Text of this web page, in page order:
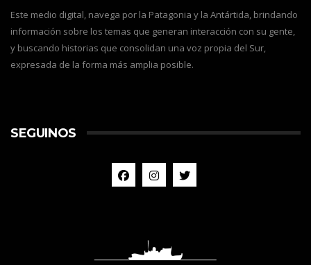
Este medio digital, navega por la Patagonia y la Antártida, brindando
información sobre los temas que generan interacción con su gente,
y buscando historias que consolidan una voz propia del Sur,
expresada de la forma más amplia posible.
SEGUINOS